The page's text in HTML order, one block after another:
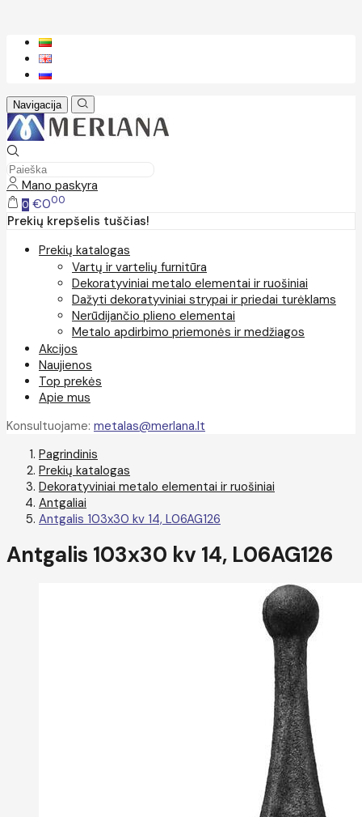
Navigacija
Mano paskyra
0 €000
Prekių krepšelis tuščias!
Prekių katalogas
Vartų ir vartelių furnitūra
Dekoratyviniai metalo elementai ir ruošiniai
Dažyti dekoratyviniai strypai ir priedai turėklams
Nerūdijančio plieno elementai
Metalo apdirbimo priemonės ir medžiagos
Akcijos
Naujienos
Top prekės
Apie mus
Konsultuojame: metalas@merlana.lt
Pagrindinis
Prekių katalogas
Dekoratyviniai metalo elementai ir ruošiniai
Antgaliai
Antgalis 103x30 kv 14, L06AG126
Antgalis 103x30 kv 14, L06AG126